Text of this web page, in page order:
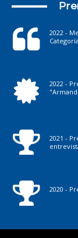
2022 -
2022 -
2021 -
2020 -